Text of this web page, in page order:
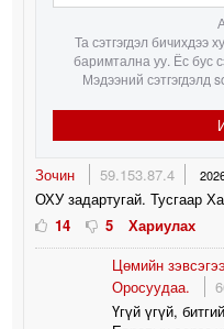
Та сэтгэгдэл бичихдээ
баримтална уу. Ёс бус
Мэдээний сэтгэгдэлд
Зочин 59.153.87.4
ОХУ задартугай. Тусгаар
14
5
Хариулах
Цөмийн
Оросуудаа.
Үгүй үгүй,